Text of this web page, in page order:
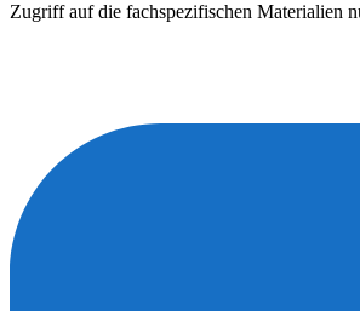
Zugriff auf die fachspezifischen Materialien